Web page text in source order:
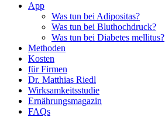
App
Was tun bei Adipositas?
Was tun bei Bluthochdruck?
Was tun bei Diabetes mellitus?
Methoden
Kosten
für Firmen
Dr. Matthias Riedl
Wirksamkeitsstudie
Ernährungsmagazin
FAQs